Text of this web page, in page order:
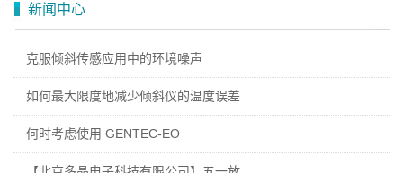
新闻中心
克服倾斜传感应用中的环境噪声
如何最大限度地减少倾斜仪的温度误差
何时考虑使用 GENTEC-EO